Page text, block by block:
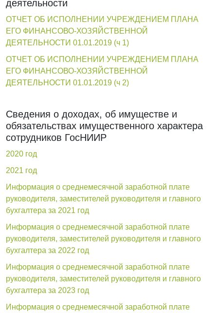
деятельности
ОТЧЕТ ОБ ИСПОЛНЕНИИ УЧРЕЖДЕНИЕМ ПЛАНА
ЕГО ФИНАНСОВО-ХОЗЯЙСТВЕННОЙ
ДЕЯТЕЛЬНОСТИ 01.01.2019 (ч 1)
ОТЧЕТ ОБ ИСПОЛНЕНИИ УЧРЕЖДЕНИЕМ ПЛАНА
ЕГО ФИНАНСОВО-ХОЗЯЙСТВЕННОЙ
ДЕЯТЕЛЬНОСТИ 01.01.2019 (ч 2)
Сведения о доходах, об имуществе и
обязательствах имущественного характера
сотрудников ГосНИИР
2020 год
2021 год
Информация о среднемесячной заработной плате
руководителя, заместителей руководителя и главного
бухгалтера за 2021 год
Информация о среднемесячной заработной плате
руководителя, заместителей руководителя и главного
бухгалтера за 2022 год
Информация о среднемесячной заработной плате
руководителя, заместителей руководителя и главного
бухгалтера за 2023 год
Информация о среднемесячной заработной плате